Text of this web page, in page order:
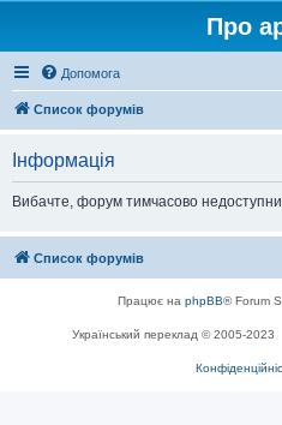
Про
Допомога
Список форумів
Інформація
Вибачте, форум тимчасово
Список форумів
Працює на phpBB® Forum
Український переклад © 2005-2023